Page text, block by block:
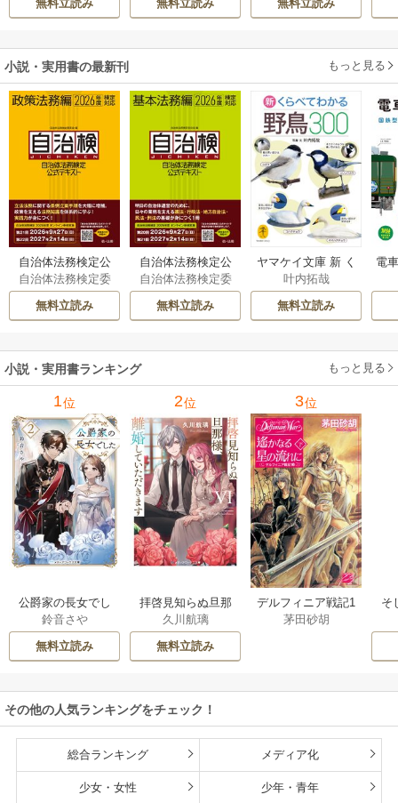
きたのがヤバい男
無料立読み 無料立読み 無料立読み
小説・実用書の最新刊 もっと見る
自治体法務検定公
式テキスト 政策
法務編 ２０２６
年度検定対応 1巻
自治体法務検定委
員会
無料立読み
自治体法務検定公
式テキスト 基本
法務編 ２０２６
年度検定対応 1巻
自治体法務検定委
員会
無料立読み
ヤマケイ文庫 新 く
らべてわかる野鳥3
00 1巻
叶内拓哉
無料立読み
電
小説・実用書ランキング もっと見る
1位
公爵家の長女でし
た
鈴音さや
無料立読み
2位
拝啓見知らぬ旦那
様、離婚していた
だきます
久川航璃
無料立読み
3位
デルフィニア戦記1
茅田砂胡
そ
その他の人気ランキングをチェック！
総合ランキング メディア化
少女・女性 少年・青年